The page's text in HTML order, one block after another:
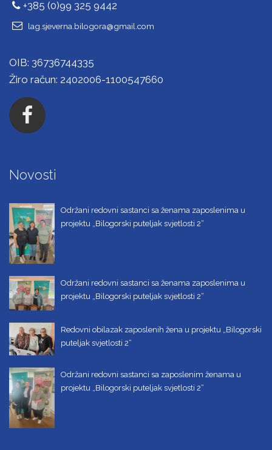
+385 (0)99 325 9442
lag.sjeverna.bilogora@gmail.com
OIB: 36736744335
Žiro račun: 2402006-1100547660
Novosti
Održani redovni sastanci sa ženama zaposlenima u
projektu „Bilogorski puteljak svjetlosti 2“
Održani redovni sastanci sa ženama zaposlenima u
projektu „Bilogorski puteljak svjetlosti 2“
Redovni obilazak zaposlenih žena u projektu „Bilogorski
puteljak svjetlosti 2“
Održani redovni sastanci sa zaposlenim ženama u
projektu „Bilogorski puteljak svjetlosti 2“